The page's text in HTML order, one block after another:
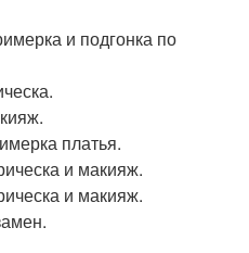
и подгонка по
платья.
и макияж.
и макияж.